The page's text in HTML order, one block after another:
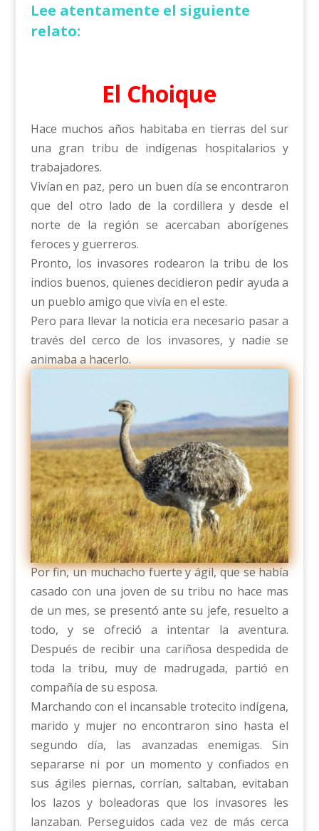
Lee atentamente el siguiente
relato:
El Choique
Hace muchos años habitaba en tierras del sur
una gran tribu de indígenas hospitalarios y
trabajadores.
Vivían en paz, pero un buen día se encontraron
que del otro lado de la cordillera y desde el
norte de la región se acercaban aborígenes
feroces y guerreros.
Pronto, los invasores rodearon la tribu de los
indios buenos, quienes decidieron pedir ayuda a
un pueblo amigo que vivía en el este.
Pero para llevar la noticia era necesario pasar a
través del cerco de los invasores, y nadie se
animaba a hacerlo.
Por fin, un muchacho fuerte y ágil, que se había
casado con una joven de su tribu no hace mas
de un mes, se presentó ante su jefe, resuelto a
todo, y se ofreció a intentar la aventura.
Después de recibir una cariñosa despedida de
toda la tribu, muy de madrugada, partió en
compañía de su esposa.
Marchando con el incansable trotecito indígena,
marido y mujer no encontraron sino hasta el
segundo día, las avanzadas enemigas. Sin
separarse ni por un momento y confiados en
sus ágiles piernas, corrían, saltaban, evitaban
los lazos y boleadoras que los invasores les
lanzaban. Perseguidos cada vez de más cerca